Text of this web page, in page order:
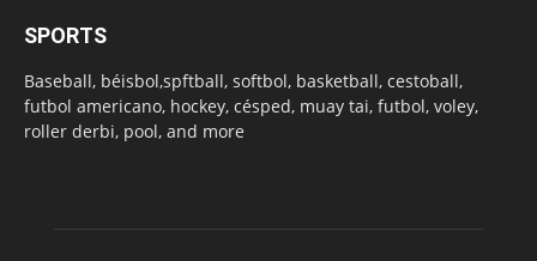
SPORTS
Baseball, béisbol,spftball, softbol, basketball, cestoball,
futbol americano, hockey, césped, muay tai, futbol, voley,
roller derbi, pool, and more